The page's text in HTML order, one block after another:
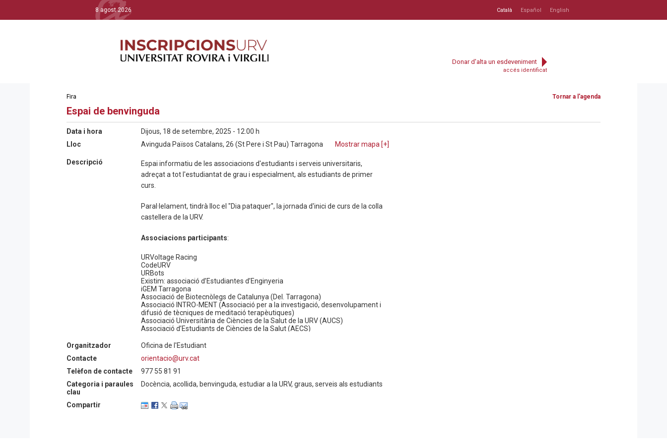
8 agost 2026 Català Español English
Donar d'alta un esdeveniment
accés identificat
Fira Tornar a l'agenda
Espai de benvinguda
Data i hora
Dijous, 18 de setembre, 2025 - 12.00 h
Lloc
Avinguda Països Catalans, 26 (St Pere i St Pau) Tarragona Mostrar mapa [+]
Descripció
Espai informatiu de les associacions d'estudiants i serveis universitaris,
adreçat a tot l'estudiantat de grau i especialment, als estudiants de primer
curs.
Paral·lelament, tindrà lloc el "Dia pataquer", la jornada d'inici de curs de la colla
castellera de la URV.
Associacions participants:
URVoltage Racing
CodeURV
URBots
Existim: associació d’Estudiantes d’Enginyeria
iGEM Tarragona
Associació de Biotecnòlegs de Catalunya (Del. Tarragona)
Associació INTRO-MENT (Associació per a la investigació, desenvolupament i
difusió de tècniques de meditació terapèutiques)
Associació Universitària de Ciències de la Salut de la URV (AUCS)
Associació d’Estudiants de Ciències de la Salut (AECS)
Servei de Recursos Informàtics i TIC: Servei d’Atenció a l’Usuari, eines TIC,
(canvi de grup, admissions, modificació de matrícula, etc.)
Organitzador
Oficina de l'Estudiant
Contacte
orientacio@urv.cat
Telèfon de contacte
977 55 81 91
Categoria i paraules
clau
Docència, acollida, benvinguda, estudiar a la URV, graus, serveis als estudiants
Compartir